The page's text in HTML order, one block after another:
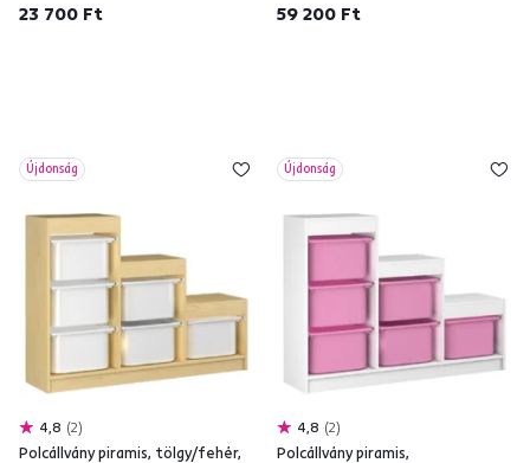
23 700 Ft 59 200 Ft
Újdonság
4,8 2
Polcállvány piramis, tölgy/fehér,
Újdonság
4,8 2
Polcállvány piramis,